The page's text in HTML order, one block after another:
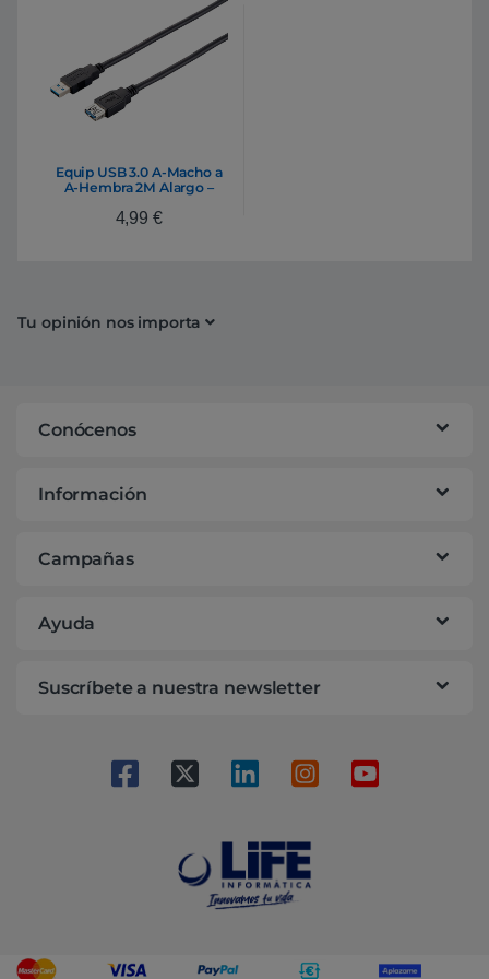
Equip USB 3.0 A-Macho a
A-Hembra 2M Alargo –
4,99 €
Tu opinión nos importa
Conócenos
Información
Campañas
Ayuda
Suscríbete a nuestra newsletter